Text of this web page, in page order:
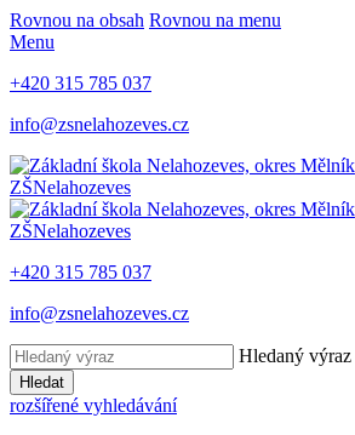
Rovnou na obsah Rovnou na menu
Menu
+420 315 785 037
info@zsnelahozeves.cz
ZŠNelahozeves
ZŠNelahozeves
+420 315 785 037
info@zsnelahozeves.cz
Hledaný výraz
Hledat
rozšířené vyhledávání